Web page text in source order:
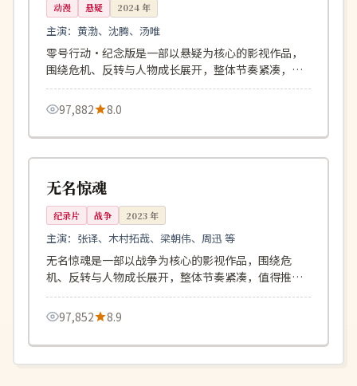
动漫 悬疑 2024年
主演：黄渤、沈腾、汤唯
零号行动·纪念版是一部以悬疑为核心的影视作品，
围绕危机、反转与人物成长展开，整体节奏紧凑，值
得推荐观看。
97,882
8.0
中国
独播 139分钟
无名惊魂
纪录片 战争 2023年
主演： 张译、木村拓哉、梁朝伟、周迅 等
无名惊魂是一部以战争为核心的影视作品，围绕危
机、反转与人物成长展开，整体节奏紧凑，值得推荐
观看。
97,852
8.9